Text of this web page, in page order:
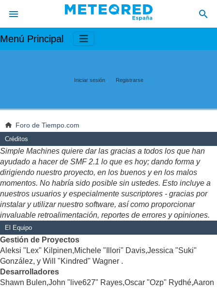
Menú Principal
Iniciar sesión Registrarse
Foro de Tiempo.com
Créditos
Simple Machines quiere dar las gracias a todos los que han
ayudado a hacer de SMF 2.1 lo que es hoy; dando forma y
dirigiendo nuestro proyecto, en los buenos y en los malos
momentos. No habría sido posible sin ustedes. Esto incluye a
nuestros usuarios y especialmente suscriptores - gracias por
instalar y utilizar nuestro software, así como proporcionar
invaluable retroalimentación, reportes de errores y opiniones.
El Equipo
Gestión de Proyectos
Aleksi "Lex" Kilpinen,Michele "Illori" Davis,Jessica "Suki"
González, y Will "Kindred" Wagner .
Desarrolladores
Shawn Bulen,John "live627" Rayes,Oscar "Ozp" Rydhé,Aaron